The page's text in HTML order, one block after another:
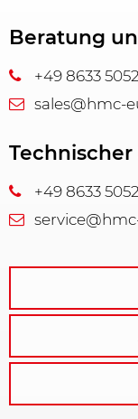
Beratung
+49 8633
sales@hmc-
+49 8633